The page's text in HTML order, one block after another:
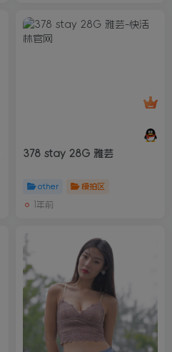
378 stay 28G 雅芸
other 模拍区
1年前